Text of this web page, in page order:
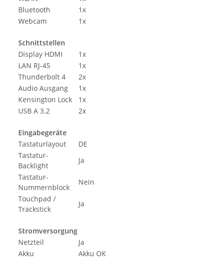
Bluetooth
1x
Webcam
1x
Schnittstellen
Display HDMI
1x
LAN RJ-45
1x
Thunderbolt 4
2x
Audio Ausgang
1x
Kensington Lock
1x
USB A 3.2
2x
Eingabegeräte
Tastaturlayout
DE
Tastatur-
Backlight
Ja
Tastatur-
Nummernblock
Nein
Touchpad /
Trackstick
Ja
Stromversorgung
Netzteil
Ja
Akku
Akku OK